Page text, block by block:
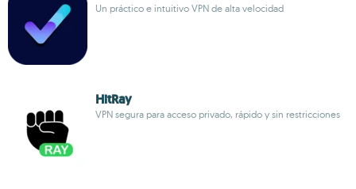
Un práctico e intuitivo VPN de alta velocidad
HitRay
VPN segura para acceso privado, rápido y sin restricciones